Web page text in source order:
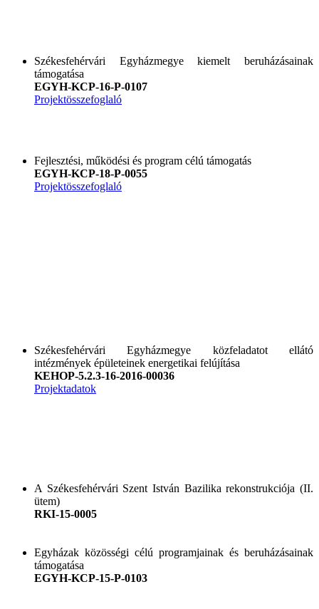
Székesfehérvári Egyházmegye kiemelt beruházásainak
támogatása
EGYH-KCP-16-P-0107
Projektösszefoglaló
Fejlesztési, működési és program célú támogatás
EGYH-KCP-18-P-0055
Projektösszefoglaló
Székesfehérvári Egyházmegye közfeladatot ellátó
intézmények épületeinek energetikai felújítása
KEHOP-5.2.3-16-2016-00036
Projektadatok
A Székesfehérvári Szent István Bazilika rekonstrukciója (II.
ütem)
RKI-15-0005
Egyházak közösségi célú programjainak és beruházásainak
támogatása
EGYH-KCP-15-P-0103